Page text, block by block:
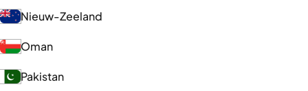
Nieuw-Zeeland
Oman
Pakistan